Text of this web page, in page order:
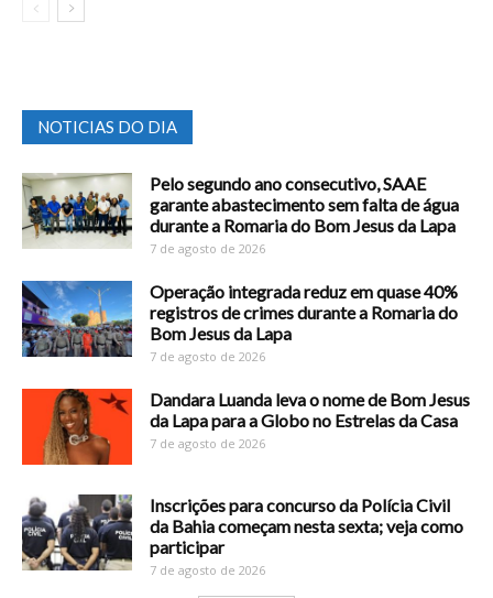
NOTICIAS DO DIA
Pelo segundo ano consecutivo, SAAE
garante abastecimento sem falta de água
durante a Romaria do Bom Jesus da Lapa
7 de agosto de 2026
Operação integrada reduz em quase 40%
registros de crimes durante a Romaria do
Bom Jesus da Lapa
7 de agosto de 2026
Dandara Luanda leva o nome de Bom Jesus
da Lapa para a Globo no Estrelas da Casa
7 de agosto de 2026
Inscrições para concurso da Polícia Civil
da Bahia começam nesta sexta; veja como
participar
7 de agosto de 2026